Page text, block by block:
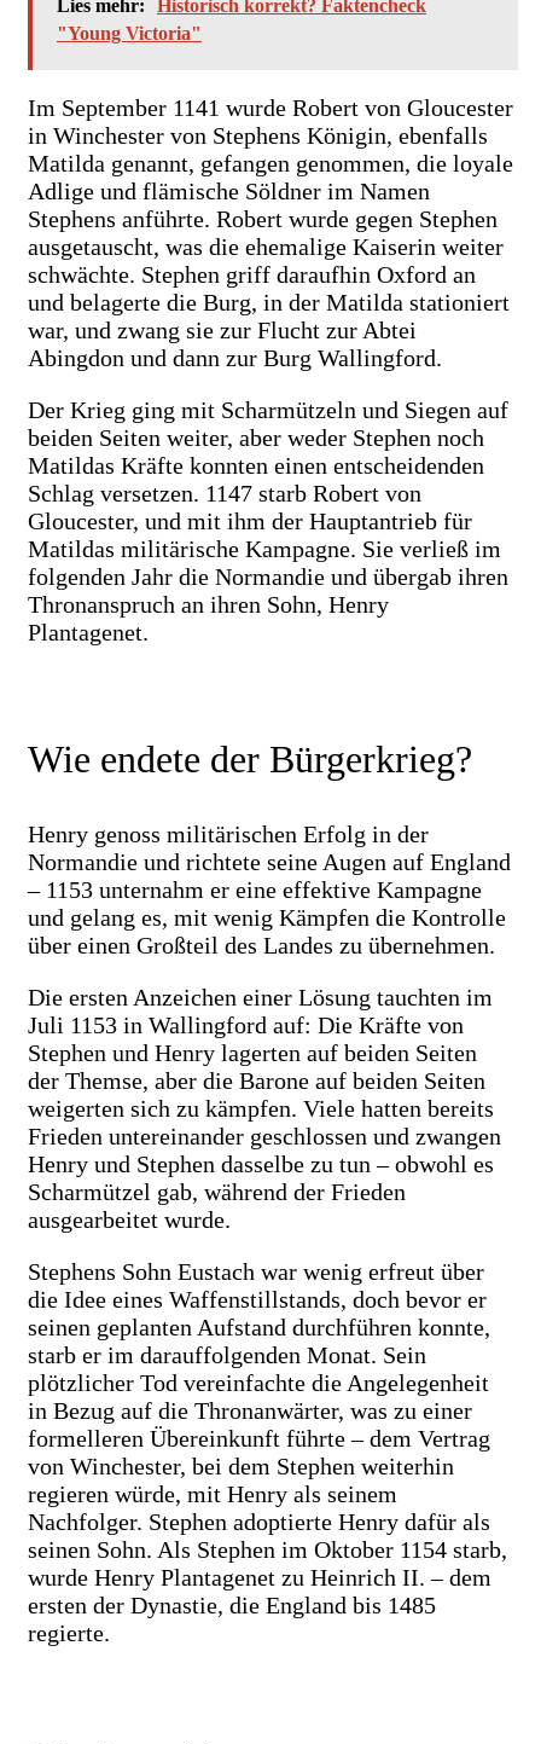
Lies mehr:
Historisch korrekt? Faktencheck
"Young Victoria"
Im September 1141 wurde Robert von Gloucester
in Winchester von Stephens Königin, ebenfalls
Matilda genannt, gefangen genommen, die loyale
Adlige und flämische Söldner im Namen
Stephens anführte. Robert wurde gegen Stephen
ausgetauscht, was die ehemalige Kaiserin weiter
schwächte. Stephen griff daraufhin Oxford an
und belagerte die Burg, in der Matilda stationiert
war, und zwang sie zur Flucht zur Abtei
Abingdon und dann zur Burg Wallingford.
Der Krieg ging mit Scharmützeln und Siegen auf
beiden Seiten weiter, aber weder Stephen noch
Matildas Kräfte konnten einen entscheidenden
Schlag versetzen. 1147 starb Robert von
Gloucester, und mit ihm der Hauptantrieb für
Matildas militärische Kampagne. Sie verließ im
folgenden Jahr die Normandie und übergab ihren
Thronanspruch an ihren Sohn, Henry
Plantagenet.
Wie endete der Bürgerkrieg?
Henry genoss militärischen Erfolg in der
Normandie und richtete seine Augen auf England
– 1153 unternahm er eine effektive Kampagne
und gelang es, mit wenig Kämpfen die Kontrolle
über einen Großteil des Landes zu übernehmen.
Die ersten Anzeichen einer Lösung tauchten im
Juli 1153 in Wallingford auf: Die Kräfte von
Stephen und Henry lagerten auf beiden Seiten
der Themse, aber die Barone auf beiden Seiten
weigerten sich zu kämpfen. Viele hatten bereits
Frieden untereinander geschlossen und zwangen
Henry und Stephen dasselbe zu tun – obwohl es
Scharmützel gab, während der Frieden
ausgearbeitet wurde.
Stephens Sohn Eustach war wenig erfreut über
die Idee eines Waffenstillstands, doch bevor er
seinen geplanten Aufstand durchführen konnte,
starb er im darauffolgenden Monat. Sein
plötzlicher Tod vereinfachte die Angelegenheit
in Bezug auf die Thronanwärter, was zu einer
formelleren Übereinkunft führte – dem Vertrag
von Winchester, bei dem Stephen weiterhin
regieren würde, mit Henry als seinem
Nachfolger. Stephen adoptierte Henry dafür als
seinen Sohn. Als Stephen im Oktober 1154 starb,
wurde Henry Plantagenet zu Heinrich II. – dem
ersten der Dynastie, die England bis 1485
regierte.